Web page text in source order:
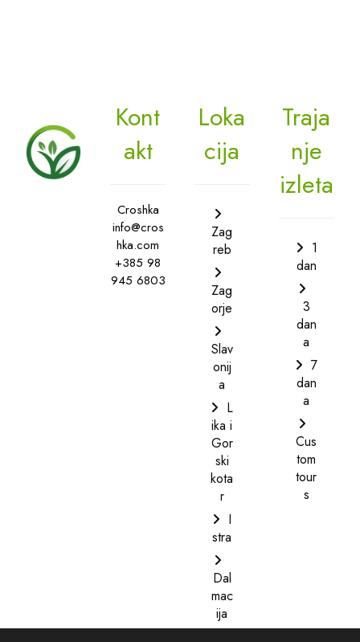
Kont
akt
Croshka
info@cros
hka.com
+385 98
945 6803
Loka
cija
Zag
reb
Zag
orje
Slav
onij
a
L
ika i
Gor
ski
kota
r
I
stra
Dal
mac
ija
Traja
nje
izleta
1
dan
3
dan
a
7
dan
a
Cus
tom
tour
s